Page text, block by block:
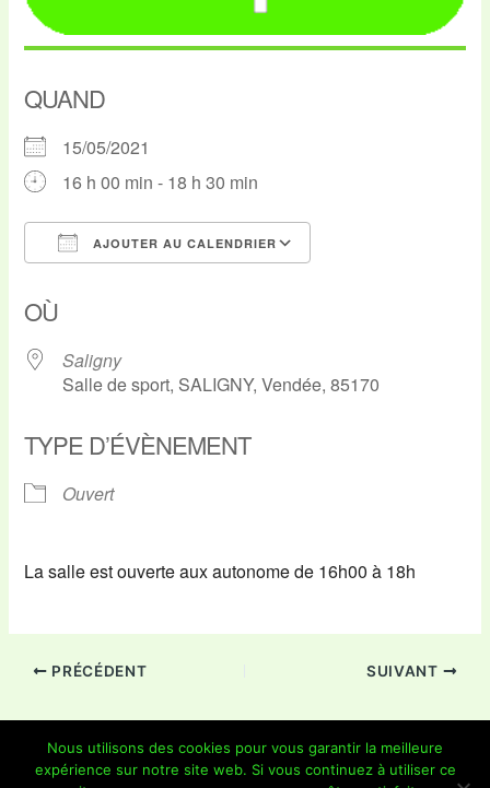
QUAND
15/05/2021
16 h 00 min - 18 h 30 min
AJOUTER AU CALENDRIER
OÙ
Saligny
Salle de sport, SALIGNY, Vendée, 85170
TYPE D’ÉVÈNEMENT
Ouvert
La salle est ouverte aux autonome de 16h00 à 18h
PRÉCÉDENT SUIVANT
Nous utilisons des cookies pour vous garantir la meilleure
expérience sur notre site web. Si vous continuez à utiliser ce